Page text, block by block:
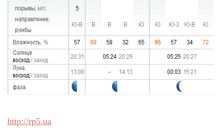
Етичний кодекс
http://rp5.ua